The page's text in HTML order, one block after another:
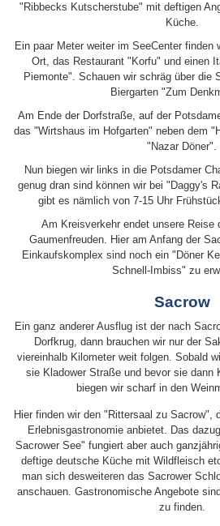
"Ribbecks Kutscherstube" mit deftigen
Küche.
Ein paar Meter weiter im SeeCenter finden
Ort, das Restaurant "Korfu" und einen
Piemonte". Schauen wir schräg über die
Biergarten "Zum
Am Ende der Dorfstraße, auf der
das "Wirtshaus im Hofgarten" neben dem
"Nazar Döner".
Nun biegen wir links in die Potsdamer
genug dran sind können wir bei "Daggy's
gibt es nämlich von 7-15 Uhr
Am Kreisverkehr endet unsere Reise
Gaumenfreuden. Hier am Anfang der
Einkaufskomplex sind noch ein "Döner
Schnell-Imbiss" zu
Sacrow
Ein ganz anderer Ausflug ist der nach
Dorfkrug, dann brauchen wir nur der
viereinhalb Kilometer weit folgen. Sobald
sie Kladower Straße und bevor sie dann
biegen wir scharf in den
Hier finden wir den "Rittersaal zu Sacrow",
Erlebnisgastronomie anbietet. Das
Sacrower See" fungiert aber auch
deftige deutsche Küche mit Wildfleisch
man sich desweiteren das Sacrower
anschauen. Gastronomische Angebote
zu finden.